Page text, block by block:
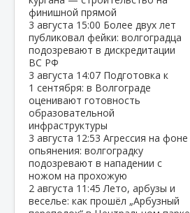
финишной прямой
3 августа 15:00 Более двух лет
публиковал фейки: волгоградца
подозревают в дискредитации
ВС РФ
3 августа 14:07 Подготовка к
1 сентября: в Волгограде
оценивают готовность
образовательной
инфраструктуры
3 августа 12:53 Агрессия на фоне
опьянения: волгоградку
подозревают в нападении с
ножом на прохожую
2 августа 11:45Лето, арбузы и
веселье: как прошёл „Арбузный